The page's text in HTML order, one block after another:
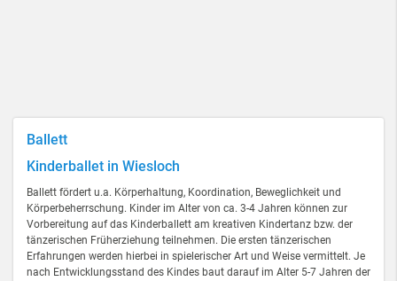
Ballett
Kinderballet in Wiesloch
Ballett fördert u.a. Körperhaltung, Koordination, Beweglichkeit und
Körperbeherrschung. Kinder im Alter von ca. 3-4 Jahren können zur
Vorbereitung auf das Kinderballett am kreativen Kindertanz bzw. der
tänzerischen Früherziehung teilnehmen. Die ersten tänzerischen
Erfahrungen werden hierbei in spielerischer Art und Weise vermittelt. Je
nach Entwicklungsstand des Kindes baut darauf im Alter 5-7 Jahren der